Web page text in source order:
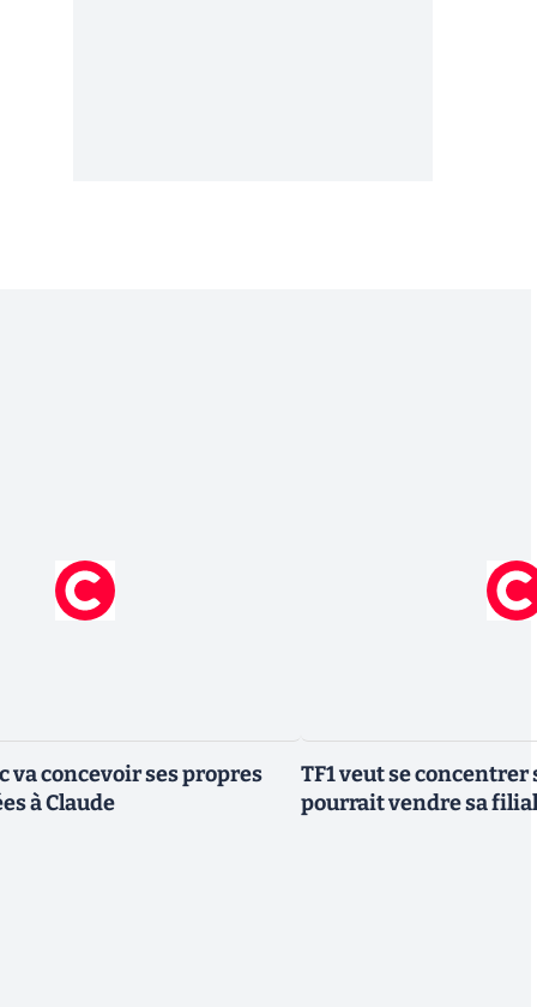
va concevoir ses propres
à Claude
TF1 veut se
pourrait vendre sa